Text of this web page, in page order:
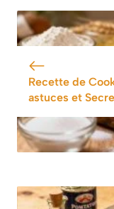
recette facile et
savoureuse
Recette de
astuces et